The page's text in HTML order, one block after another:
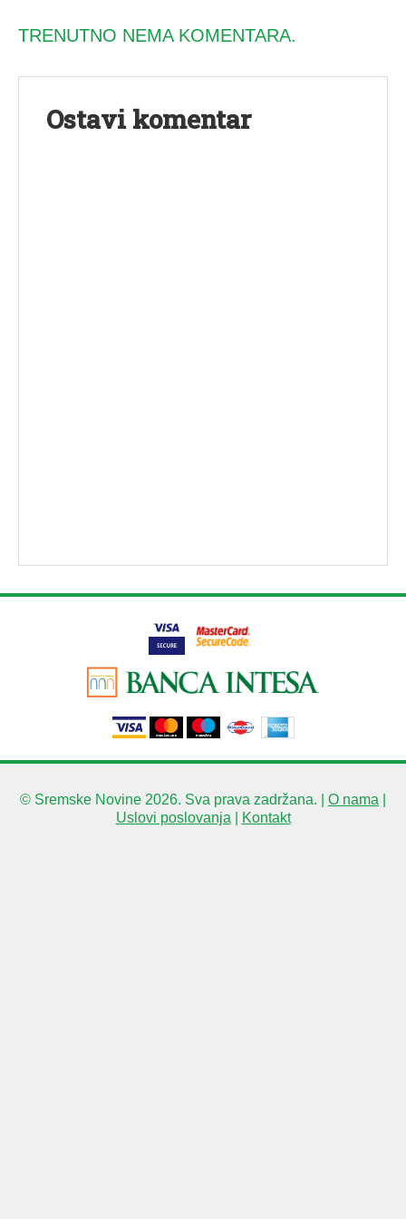
TRENUTNO NEMA KOMENTARA.
Ostavi komentar
© Sremske Novine 2026. Sva prava zadržana. | O nama
Uslovi poslovanja
Kontakt